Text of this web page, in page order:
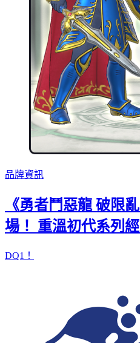
品牌資訊
《勇者鬥惡龍 破限
場！ 重溫初代系列
DQ1！